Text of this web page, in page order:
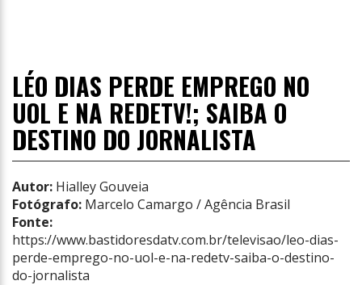
LÉO DIAS PERDE EMPREGO NO
UOL E NA REDETV!; SAIBA O
DESTINO DO JORNALISTA
Autor: Hialley Gouveia
Fotógrafo: Marcelo Camargo / Agência Brasil
Fonte:
https://www.bastidoresdatv.com.br/televisao/leo-dias-
perde-emprego-no-uol-e-na-redetv-saiba-o-destino-
do-jornalista